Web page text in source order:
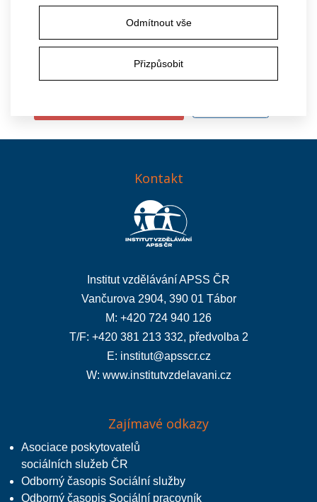
Odmítnout vše
Přizpůsobit
Multidisciplinární tým
Kontakt
Institut vzdělávání APSS ČR
Vančurova 2904, 390 01 Tábor
M: +420 724 940 126
T/F: +420 381 213 332, předvolba 2
E: institut@apsscr.cz
W: www.institutvzdelavani.cz
Zajímavé odkazy
Asociace poskytovatelů
sociálních služeb ČR
Odborný časopis Sociální služby
Odborný časopis Sociální pracovník